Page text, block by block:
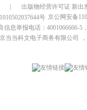
出版物经营许可证 新出
京公网安备
信息举报电话：4001066666-5
当当科文电子商务有限公司